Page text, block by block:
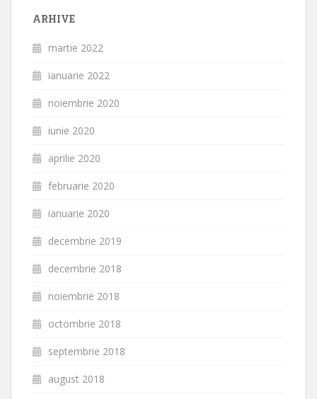
ARHIVE
martie 2022
ianuarie 2022
noiembrie 2020
iunie 2020
aprilie 2020
februarie 2020
ianuarie 2020
decembrie 2019
decembrie 2018
noiembrie 2018
octombrie 2018
septembrie 2018
august 2018